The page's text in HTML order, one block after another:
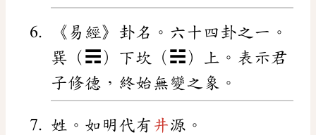
《易經》卦名。六十四卦之一。
巽（☴）下坎（☵）上。表示君
子修德，終始無變之象。
姓。如明代有 井源。